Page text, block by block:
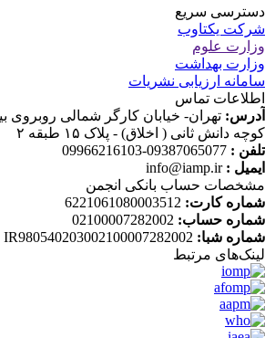
سریع
یکتاوب
علوم
بهداشت
ارزیابی نشریات
تماس
تهران- خیابان کارگر شمالی روبروی
دانش ثانی ( اخلاق) - پلاک ۱۵ طبقه ۲
:
09387065077-09966216103
:
info@iamp.ir
حساب بانکی انجمن
کارت:6221061080003512
حساب:02100007282002
شبا:IR980540203002100007282002
مرتبط